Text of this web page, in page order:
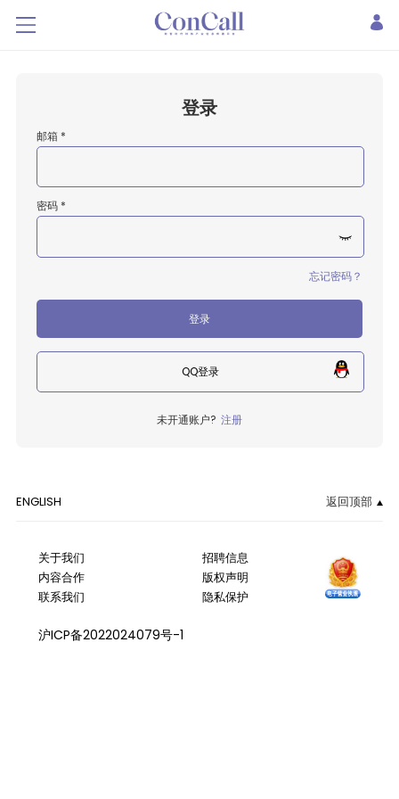
登录
邮箱 *
密码 *
忘记密码？
登录
QQ登录
未开通账户? 注册
ENGLISH 返回顶部
关于我们
内容合作
联系我们
招聘信息
版权声明
隐私保护
沪ICP备2022024079号-1